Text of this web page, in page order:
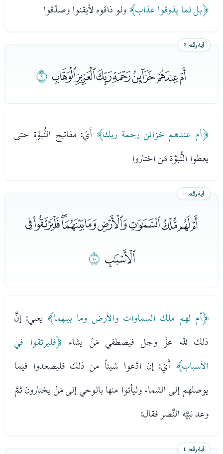
﴿بل لما يذوقوا عذاب﴾ولو ذاقوه لأيقنوا وصدَّقوا
آية رقم ٩
ﮪﮫﮬﮭﮮﮯﮰﮱ
﴿أم عندهم خزائن رحمة ربك﴾ أَيْ: مفاتيح النُّبوَّة حتى
يعطوا النُّبوَّة مَن اختاروا
آية رقم ١٠
ﯓﯔﯕﯖﯗﯘﯙﯚﯛﯜ
ﯝ ﯞ
﴿أم لهم ملك السماوات والأرض وما بينهما﴾ يعني: إنَّ
ذلك لله عزَّ وجل فيصطفي مَنْ يشاء﴿فليرتقوا في
الأسباب﴾ أَيْ: إن ادَّعوا شيئاً من ذلك فليصعدوا فيما
يوصلهم إلى السَّماء وليأتوا منها بالوحي إلى مَنْ يختارون ثمَّ
وعد نبيَّه النَّصر فقال:
آية رقم ١١